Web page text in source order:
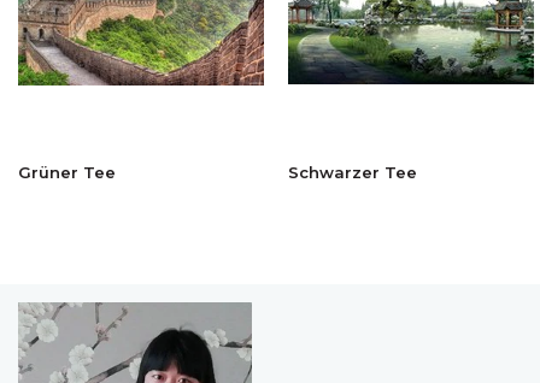
Grüner Tee Schwarzer Tee